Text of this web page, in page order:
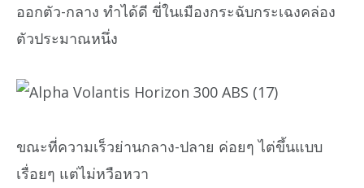
ออกตัว-กลาง ทำได้ดี ขี่ในเมืองกระฉับกระเฉงคล่อง
ตัวประมาณหนึ่ง
ขณะที่ความเร็วย่านกลาง-ปลาย ค่อยๆ ไต่ขึ้นแบบ
เรื่อยๆ แต่ไม่หวือหวา